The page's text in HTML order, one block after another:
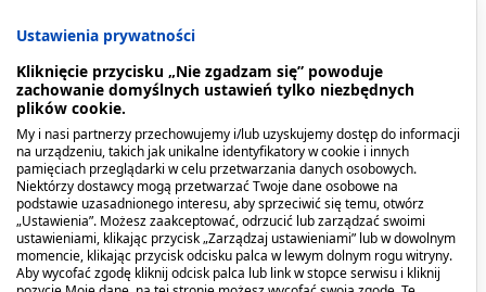
żucia dziennie lub według zaleceń lekarskich.
Należy przebić folię blistra, aby wyjąć kapsułkę.
Kapsułka zawiera płyn i jest miękka, dlatego nie
zaleca się wyciskania jej z blistra.
Przeciwwskazania. Kto nie
powinien przyjmować
Ustawienia prywatności
Kliknięcie przycisku „Nie zgadzam się” powoduje
zachowanie domyślnych ustawień tylko niezbędnych
plików cookie.
My i nasi partnerzy przechowujemy i/lub uzyskujemy dostęp do informacji
na urządzeniu, takich jak unikalne identyfikatory w cookie i innych
pamięciach przeglądarki w celu przetwarzania danych osobowych.
Niektórzy dostawcy mogą przetwarzać Twoje dane osobowe na
podstawie uzasadnionego interesu, aby sprzeciwić się temu, otwórz
„Ustawienia”. Możesz zaakceptować, odrzucić lub zarządzać swoimi
ustawieniami, klikając przycisk „Zarządzaj ustawieniami” lub w dowolnym
momencie, klikając przycisk odcisku palca w lewym dolnym rogu witryny.
Aby wycofać zgodę kliknij odcisk palca lub link w stopce serwisu i kliknij